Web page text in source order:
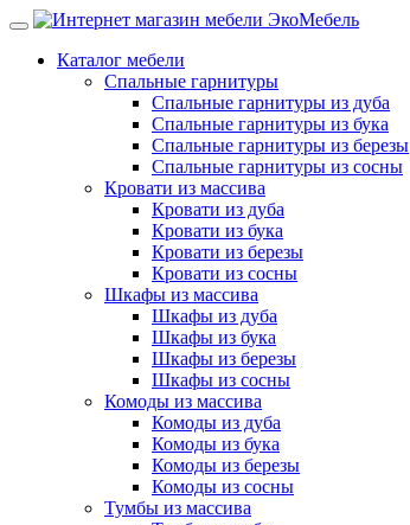
Каталог мебели
Спальные гарнитуры
Спальные гарнитуры из дуба
Спальные гарнитуры из бука
Спальные гарнитуры из березы
Спальные гарнитуры из сосны
Кровати из массива
Кровати из дуба
Кровати из бука
Кровати из березы
Кровати из сосны
Шкафы из массива
Шкафы из дуба
Шкафы из бука
Шкафы из березы
Шкафы из сосны
Комоды из массива
Комоды из дуба
Комоды из бука
Комоды из березы
Комоды из сосны
Тумбы из массива